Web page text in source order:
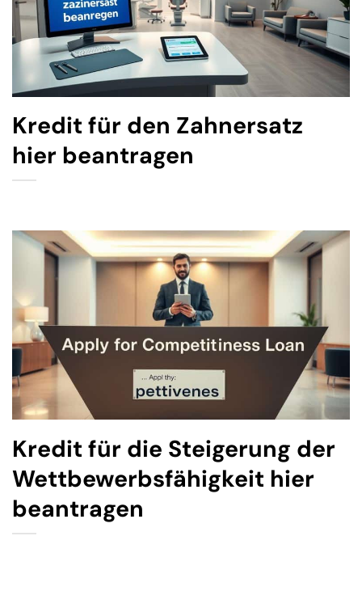
Kredit für den Zahnersatz
hier beantragen
Kredit für die Steigerung der
Wettbewerbsfähigkeit hier
beantragen